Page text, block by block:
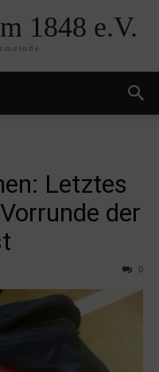
1848 e.V.
Letztes
der
0